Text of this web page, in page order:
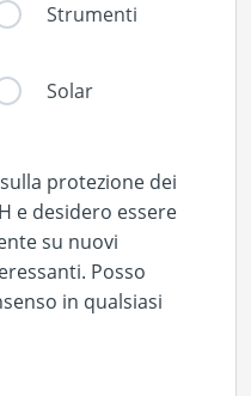
Strumenti
Solar
protezione dei
e desidero essere
su nuovi
Posso
in qualsiasi